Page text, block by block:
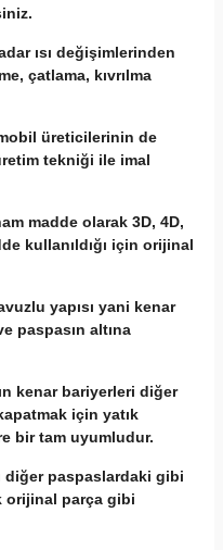
ısı değişimlerinden
çatlama, kıvrılma
üreticilerinin de
tekniği ile imal
madde olarak 3D, 4D,
kullanıldığı için orijinal
yapısı yani kenar
paspasın altına
kenar bariyerleri diğer
için yatık
bir tam uyumludur.
diğer paspaslardaki gibi
orijinal parça gibi